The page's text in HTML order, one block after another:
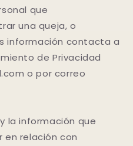
que
una queja, o
información contacta a
de Privacidad
o por correo
la información que
relación con